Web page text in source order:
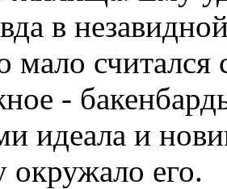
в
мало
-
идеала и
его.